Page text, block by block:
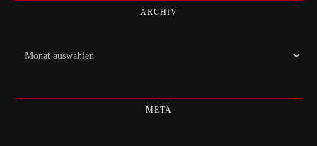
ARCHIV
Archiv
META